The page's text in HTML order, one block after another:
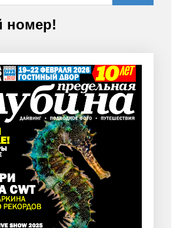
номер!